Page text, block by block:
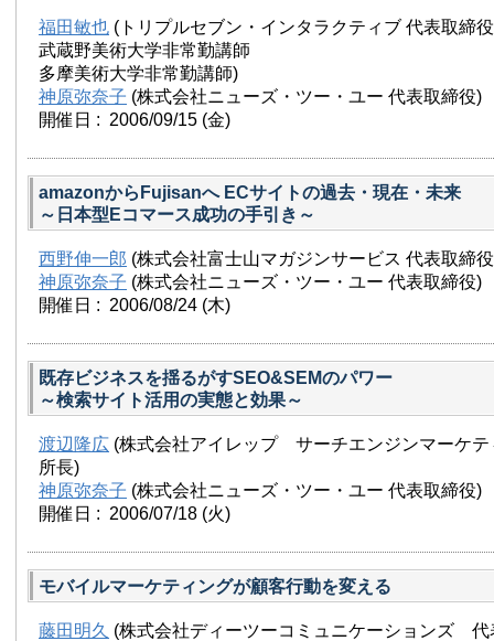
福田敏也 (トリプルセブン・インタラクティブ 代表取締役
武蔵野美術大学非常勤講師
多摩美術大学非常勤講師)
神原弥奈子 (株式会社ニューズ・ツー・ユー 代表取締役)
開催日 : 2006/09/15 (金)
amazonからFujisanへ ECサイトの過去・現在・未来
～日本型Eコマース成功の手引き～
西野伸一郎 (株式会社富士山マガジンサービス 代表取締
神原弥奈子 (株式会社ニューズ・ツー・ユー 代表取締役)
開催日 : 2006/08/24 (木)
既存ビジネスを揺るがすSEO&SEMのパワー
～検索サイト活用の実態と効果～
渡辺隆広 (株式会社アイレップ サーチエンジンマーケテ
所長)
神原弥奈子 (株式会社ニューズ・ツー・ユー 代表取締役)
開催日 : 2006/07/18 (火)
モバイルマーケティングが顧客行動を変える
藤田明久 (株式会社ディーツーコミュニケーションズ 代